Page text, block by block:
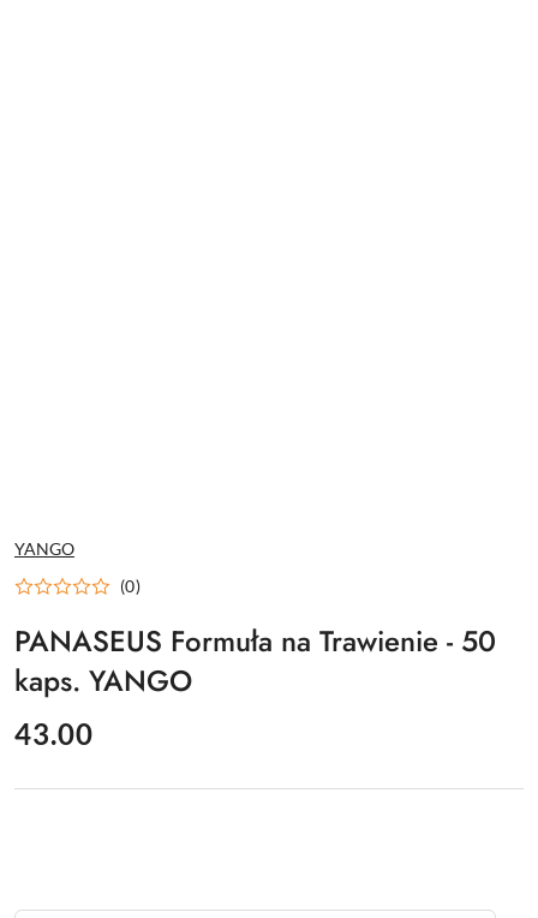
NAZWA
PRODUCENTA:
YANGO
(0)
PANASEUS Formuła na Trawienie - 50
kaps. YANGO
cena:
43.00